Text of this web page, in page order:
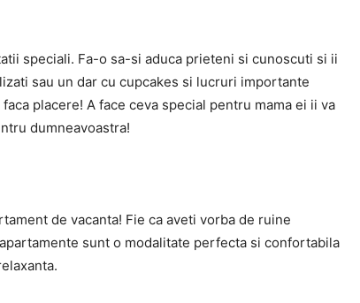
speciali. Fa-o sa-si aduca prieteni si cunoscuti si ii
sau un dar cu cupcakes si lucruri importante
placere! A face ceva special pentru mama ei ii va
dumneavoastra!
de vacanta! Fie ca aveti vorba de ruine
sunt o modalitate perfecta si confortabila